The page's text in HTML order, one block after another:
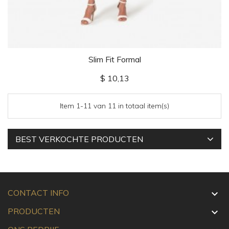
Slim Fit Formal
Prijs
$ 10,13
Item 1-11 van 11 in totaal item(s)
BEST VERKOCHTE PRODUCTEN
CONTACT INFO 
PRODUCTEN 